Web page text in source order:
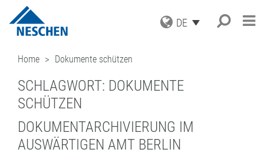
DE
PRODUKTE
DRUCKMEDIEN
SCHUTZFOLIEN
AUFZIEHFOLIEN
(LAMINATOREN)
BUCHSCHUTZ UND -REPARATUR
EASY DOT®
– DAS NESCHEN
ORIGINAL
GREEN GRAPHICS – PVC-FREIE
MEDIEN
RETAIL GRAPHICS
SERVICE
DOWNLOADS
ICC PROFILE / PARTNER
MUSTERBESTELLUNG
AKTUELLES
NEWS
BLOG
UNTERNEHMEN
GESCHÄFTSBEREICHE
KARRIERE
Suche
Home Dokumente schützen
SCHLAGWORT: DOKUMENTE
SCHÜTZEN
DOKUMENTARCHIVIERUNG IM
AUSWÄRTIGEN AMT BERLIN